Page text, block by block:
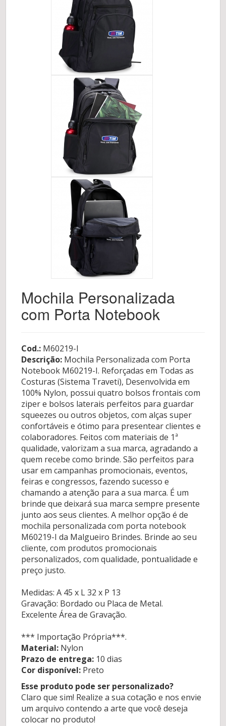
Mochila Personalizada
com Porta Notebook
Cod.: M60219-I
Descrição: Mochila Personalizada com Porta
Notebook M60219-I. Reforçadas em Todas as
Costuras (Sistema Traveti), Desenvolvida em
100% Nylon, possui quatro bolsos frontais com
ziper e bolsos laterais perfeitos para guardar
squeezes ou outros objetos, com alças super
confortáveis e ótimo para presentear clientes e
colaboradores. Feitos com materiais de 1ª
qualidade, valorizam a sua marca, agradando a
quem recebe como brinde. São perfeitos para
usar em campanhas promocionais, eventos,
feiras e congressos, fazendo sucesso e
chamando a atenção para a sua marca. É um
brinde que deixará sua marca sempre presente
junto aos seus clientes. A melhor opção é de
mochila personalizada com porta notebook
M60219-I da Malgueiro Brindes. Brinde ao seu
cliente, com produtos promocionais
personalizados, com qualidade, pontualidade e
preço justo.
Medidas: A 45 x L 32 x P 13
Gravação: Bordado ou Placa de Metal.
Excelente Área de Gravação.
*** Importação Própria***.
Material: Nylon
Prazo de entrega: 10 dias
Cor disponível: Preto
Esse produto pode ser personalizado?
Claro que sim! Realize a sua cotação e nos envie
um arquivo contendo a arte que você deseja
colocar no produto!